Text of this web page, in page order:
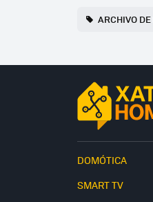
ARCHIVO
DOMÓTICA
SMART TV